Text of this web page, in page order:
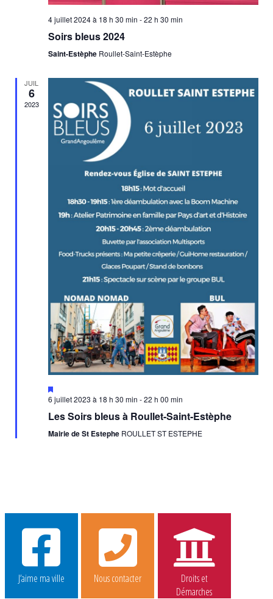
4 juillet 2024 à 18 h 30 min -22 h 30 min
Soirs bleus 2024
Saint-Estèphe Roullet-Saint-Estèphe
JUIL
6
2023
en
6 juillet 2023 à 18 h 30 min -22 h 00 min
Les Soirs bleus à Roullet-Saint-Estèphe
Mairie de St Estephe ROULLET ST ESTEPHE
J’aime ma ville Nous contacter
Droits et
Démarches